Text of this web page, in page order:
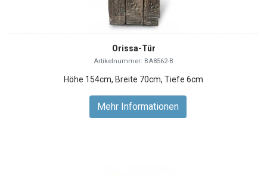
Orissa-Tür
Artikelnummer: BA8562-B
Höhe 154cm, Breite 70cm, Tiefe 6cm
Mehr Informationen